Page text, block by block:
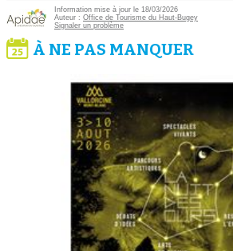
Information mise à jour le 18/03/2026
Auteur : Office de Tourisme du Haut-Bugey
Signaler un problème
À NE PAS MANQUER